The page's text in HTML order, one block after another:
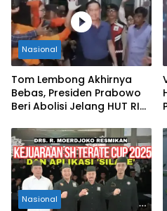
Nasional
Tom Lembong Akhirnya
Bebas, Presiden Prabowo
Beri Abolisi Jelang HUT RI
Nasional